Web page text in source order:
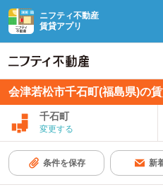
ニフティ不動産
賃貸アプリ
会津若松市千石町(福島県)の
千石町
変更する
条件を保存 新